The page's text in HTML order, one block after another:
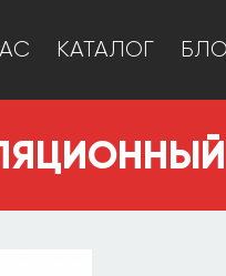
КАТАЛОГ